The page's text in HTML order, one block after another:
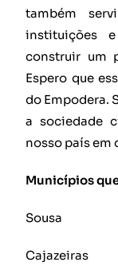
também
instituições
construir um
Espero que
do Empodera.
a sociedade
nosso país em
Municípios
Sousa
Cajazeiras